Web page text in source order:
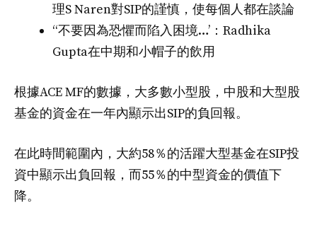
理S Naren對SIP的謹慎，使每個人都在談論
“不要因為恐懼而陷入困境…’：Radhika
Gupta在中期和小帽子的飲用
根據ACE MF的數據，大多數小型股，中股和大型股
基金的資金在一年內顯示出SIP的負回報。
在此時間範圍內，大約58％的活躍大型基金在SIP投
資中顯示出負回報，而55％的中型資金的價值下
降。